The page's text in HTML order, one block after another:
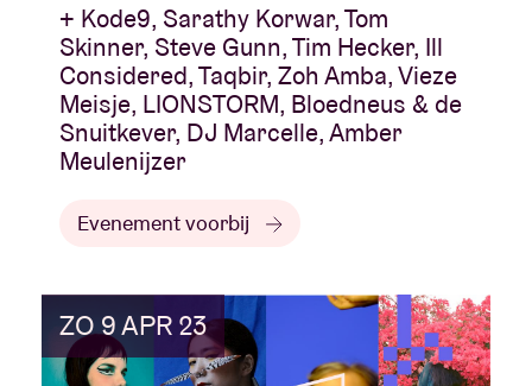
+ Kode9, Sarathy Korwar, Tom
Skinner, Steve Gunn, Tim Hecker, Ill
Considered, Taqbir, Zoh Amba, Vieze
Meisje, LIONSTORM, Bloedneus & de
Snuitkever, DJ Marcelle, Amber
Meulenijzer
Evenement voorbij
ZO 9 APR 23